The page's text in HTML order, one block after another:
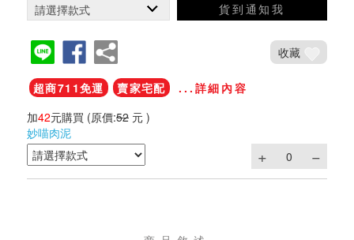
貨到通知我
收藏
超商711免運 賣家宅配
...詳細內容
加42元購買 (原價:52 元 )
妙喵肉泥